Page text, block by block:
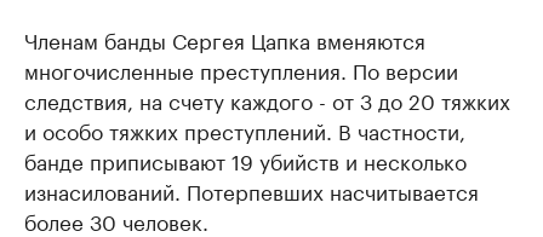
Членам банды Сергея Цапка вменяются
многочисленные преступления. По версии
следствия, на счету каждого - от 3 до 20 тяжких
и особо тяжких преступлений. В частности,
банде приписывают 19 убийств и несколько
изнасилований. Потерпевших насчитывается
более 30 человек.